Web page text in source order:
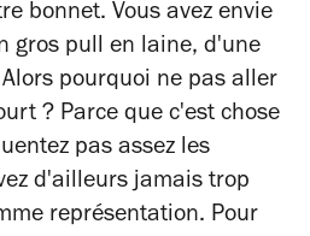
bonnet. Vous avez envie
gros pull en laine, d'une
pourquoi ne pas aller
? Parce que c'est chose
pas assez les
d'ailleurs jamais trop
représentation. Pour